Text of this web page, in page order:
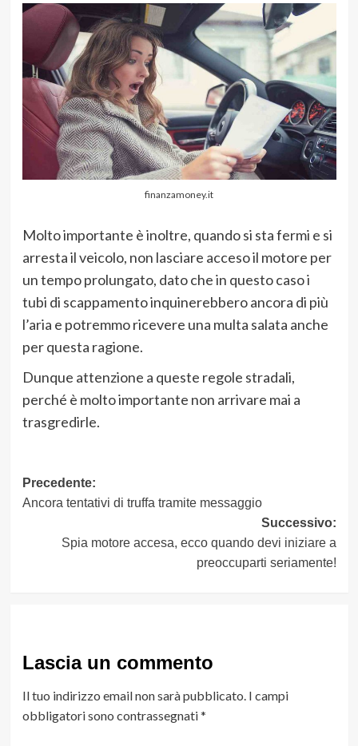
finanzamoney.it
Molto importante è inoltre, quando si sta fermi e si
arresta il veicolo, non lasciare acceso il motore per
un tempo prolungato, dato che in questo caso i
tubi di scappamento inquinerebbero ancora di più
l’aria e potremmo ricevere una multa salata anche
per questa ragione.
Dunque attenzione a queste regole stradali,
perché è molto importante non arrivare mai a
trasgredirle.
Navigazione
articolo
Precedente:
Ancora tentativi di truffa tramite messaggio
Successivo:
Spia motore accesa, ecco quando devi iniziare a
preoccuparti seriamente!
Lascia un commento
Il tuo indirizzo email non sarà pubblicato. I campi
obbligatori sono contrassegnati*